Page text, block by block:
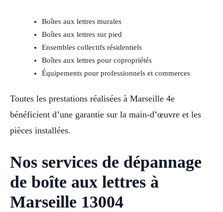
Boîtes aux lettres murales
Boîtes aux lettres sur pied
Ensembles collectifs résidentiels
Boîtes aux lettres pour copropriétés
Équipements pour professionnels et commerces
Toutes les prestations réalisées à Marseille 4e
bénéficient d’une garantie sur la main-d’œuvre et les
pièces installées.
Nos services de dépannage
de boîte aux lettres à
Marseille 13004